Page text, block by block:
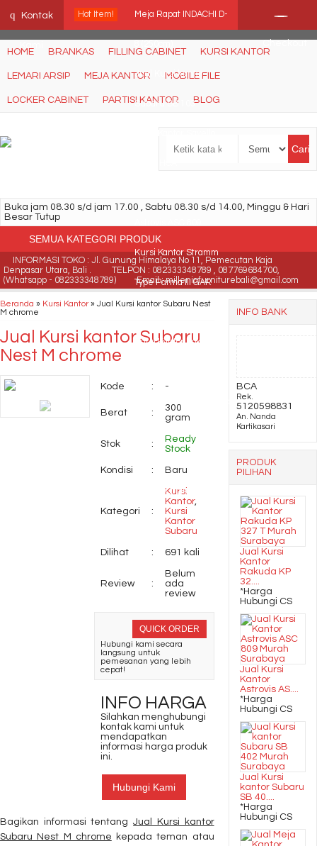
q Kontak Hot Item! Meja Rapat INDACHI D-
Jual Kursi kantor
Subaru SB 103
Kursi Kantor Stramm
Type Parma III GAR
Kursi Kantor Polaris B
Rak TV Orbitrend Type
HOME
BRANKAS FILLING CABINET KURSI KANTOR
LEMARI ARSIP MEJA KANTOR MOBILE FILE
LOCKER CABINET PARTISI KANTOR BLOG
Cari
Buka jam 08.30 s/d jam 17.00 , Sabtu 08.30 s/d 14.00, Minggu & Hari
Besar Tutup
SEMUA KATEGORI PRODUK
INFORMASI TOKO : Jl. Gunung Himalaya No 11, Pemecutan Kaja
Denpasar Utara, Bali .
TELPON : 082333348789 , 087769684700,
(Whatsapp - 082333348789)
Email : milleniafurniturebali@gmail.com
Beranda » Kursi Kantor» Jual Kursi kantor Subaru Nest
M chrome
Jual Kursi kantor Subaru
Nest M chrome
Kode : -
Berat :
300
gram
Stok :
Ready
Stock
Kondisi : Baru
Kategori :
Kursi
Kantor,
Kursi
Kantor
Subaru
Dilihat : 691 kali
Review :
Belum
ada
review
QUICK ORDER
Hubungi kami secara
langsung untuk
pemesanan yang lebih
cepat!
INFO HARGA
Silahkan menghubungi
kontak kami untuk
mendapatkan
informasi harga produk
ini.
Hubungi Kami
Bagikan informasi tentangJual Kursi kantor
Subaru Nest M chrome kepada teman atau
INFO BANK
BCA
Rek.
5120598831
An. Nanda
Kartikasari
PRODUK
PILIHAN
Jual Kursi
Kantor
Rakuda KP
32....
*Harga
Hubungi CS
Jual Kursi
Kantor
Astrovis AS....
*Harga
Hubungi CS
Jual Kursi
kantor Subaru
SB 40....
*Harga
Hubungi CS